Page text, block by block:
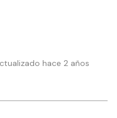
hace 2 años